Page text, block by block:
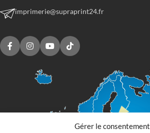
Gérer le consentement
imprimerie@supraprint24.fr